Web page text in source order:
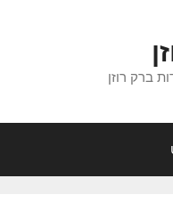
ברק רוזן